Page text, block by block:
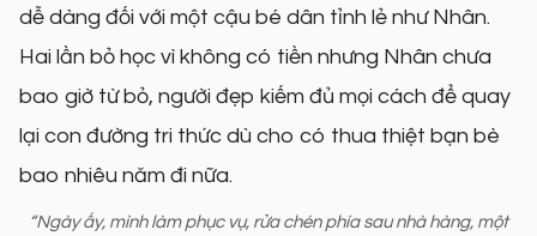
dễ dàng đối với một cậu bé dân tỉnh lẻ như Nhân.
Hai lần bỏ học vì không có tiền nhưng Nhân chưa
bao giờ từ bỏ, người đẹp kiếm đủ mọi cách để quay
lại con đường tri thức dù cho có thua thiệt bạn bè
bao nhiêu năm đi nữa.
“Ngày ấy, mình làm phục vụ, rửa chén phía sau nhà hàng, một